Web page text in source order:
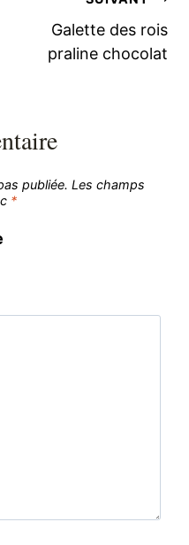
Galette des rois
praline chocolat
publiée. Les champs
*